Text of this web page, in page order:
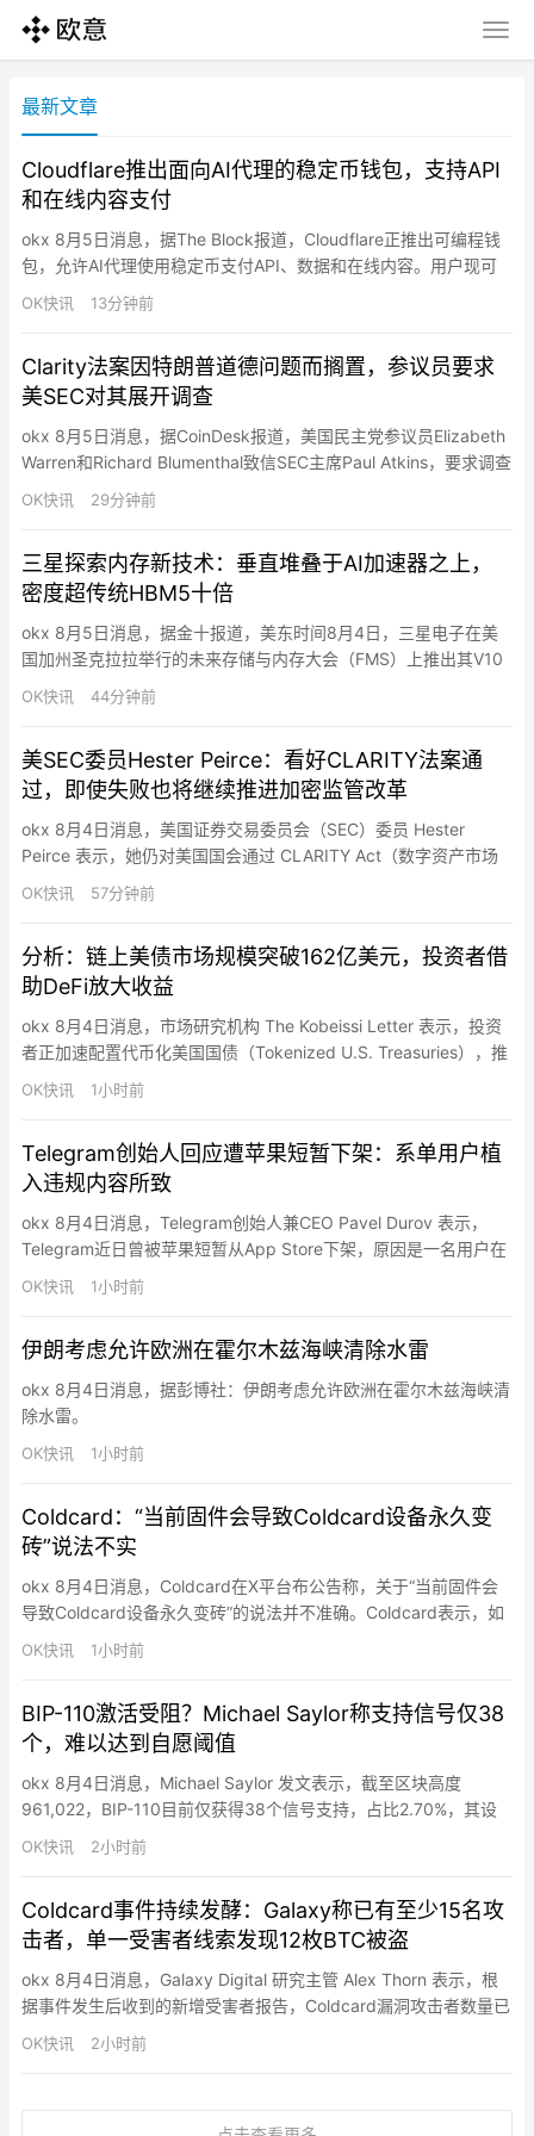
最新文章
Cloudflare推出面向AI代理的稳定币钱包，支持API
和在线内容支付
okx 8月5日消息，据The Block报道，Cloudflare正推出可编程钱
包，允许AI代理使用稳定币支付API、数据和在线内容。用户现可
申领Cloudflare Wallet唯一标识，充值和授权支付功能将于后续上
线。钱包分为账户钱包（个人和组织存入资金并控制支出）和虚拟
单笔交易上限。钱包支持…
OK快讯 13分钟前
Clarity法案因特朗普道德问题而搁置，参议员要求
美SEC对其展开调查
okx 8月5日消息，据CoinDesk报道，美国民主党参议员Elizabeth
Warren和Richard Blumenthal致信SEC主席Paul Atkins，要求调查
特朗普的Meme币TRUMP，称近100万个加密钱包在该代币上线后
亏损约38亿美元，特朗普从该代币获利6.36亿美元，并质疑其通
OK快讯 29分钟前
三星探索内存新技术：垂直堆叠于AI加速器之上，
密度超传统HBM5十倍
okx 8月5日消息，据金十报道，美东时间8月4日，三星电子在美
国加州圣克拉拉举行的未来存储与内存大会（FMS）上推出其V10
Bonding V-NAND，即BV-NAND原型产品。该芯片拥有超过400
层结构，并采用全新的晶圆键合架构，以提高存储密度并增强性
高约58%，同时提升读取、写入以…
OK快讯 44分钟前
美SEC委员Hester Peirce：看好CLARITY法案通
过，即使失败也将继续推进加密监管改革
okx 8月4日消息，美国证券交易委员会（SEC）委员 Hester
Peirce 表示，她仍对美国国会通过 CLARITY Act（数字资产市场
结构法案） 保持乐观。Peirce称，SEC将继续积极推进相关工作，
“无论法案是否通过，SEC都会努力推进。”她表示，即使CLARITY
设。 她表示：“…
OK快讯 57分钟前
分析：链上美债市场规模突破162亿美元，投资者借
助DeFi放大收益
okx 8月4日消息，市场研究机构 The Kobeissi Letter 表示，投资
者正加速配置代币化美国国债（Tokenized U.S. Treasuries），推
动链上美债市场持续扩张。数据显示，链上美国国债基金总市值已
升至历史新高，达到162亿美元，较年初增长约77%。Kobeissi指
美债…
OK快讯 1小时前
Telegram创始人回应遭苹果短暂下架：系单用户植
入违规内容所致
okx 8月4日消息，Telegram创始人兼CEO Pavel Durov 表示，
Telegram近日曾被苹果短暂从App Store下架，原因是一名用户在
公开群组中植入非法色情内容。该应用随后数小时内恢复上架。
Durov称，攻击者利用技术漏洞，将经过AI修改的非法内容插入活
成员难以及时发现和举报。…
OK快讯 1小时前
伊朗考虑允许欧洲在霍尔木兹海峡清除水雷
okx 8月4日消息，据彭博社：伊朗考虑允许欧洲在霍尔木兹海峡清
除水雷。
OK快讯 1小时前
Coldcard：“当前固件会导致Coldcard设备永久变
砖”说法不实
okx 8月4日消息，Coldcard在X平台布公告称，关于“当前固件会
导致Coldcard设备永久变砖”的说法并不准确。Coldcard表示，如
果设备出现TRNG（真随机数生成器）故障，用户只需进行断电重
启操作：完全移除所有电源后重新启动设备即可。该故障状态属于
（fail closed）方式处…
OK快讯 1小时前
BIP-110激活受阻？Michael Saylor称支持信号仅38
个，难以达到自愿阈值
okx 8月4日消息，Michael Saylor 发文表示，截至区块高度
961,022，BIP-110目前仅获得38个信号支持，占比2.70%，其设
定的55%自愿支持门槛“无法实现”。Michael Saylor称，在区块高
度961,632之后，支持BIP-110的节点将拒绝未发出信号的区块。除
OK快讯 2小时前
Coldcard事件持续发酵：Galaxy称已有至少15名攻
击者，单一受害者线索发现12枚BTC被盗
okx 8月4日消息，Galaxy Digital 研究主管 Alex Thorn 表示，根
据事件发生后收到的新增受害者报告，Coldcard漏洞攻击者数量已
至少达到15个。受害者提供的信息帮助研究团队发现了此前未被识
别的攻击活动。由于该漏洞攻击方式不同于中心化交易所被盗事
Alex Thorn 补充称…
OK快讯 2小时前